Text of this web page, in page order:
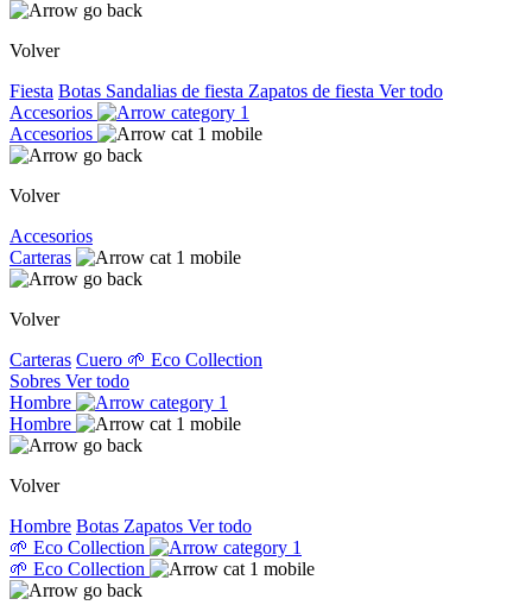
Volver
Fiesta Botas Sandalias de fiesta Zapatos de fiesta Ver todo
Accesorios
Accesorios
Volver
Accesorios
Carteras
Volver
Carteras Cuero 🌱 Eco Collection
Sobres Ver todo
Hombre
Hombre
Volver
Hombre Botas Zapatos Ver todo
🌱 Eco Collection
🌱 Eco Collection